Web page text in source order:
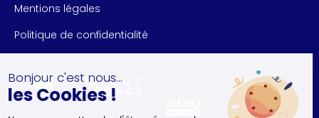
Mentions légales
Politique de confidentialité